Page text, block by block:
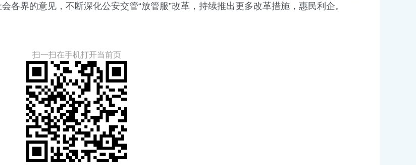
各界的意见，不断深化公安交管“放管服”改革，持续推出更多改革措施，惠民利企。
扫一扫在手机打开当前页